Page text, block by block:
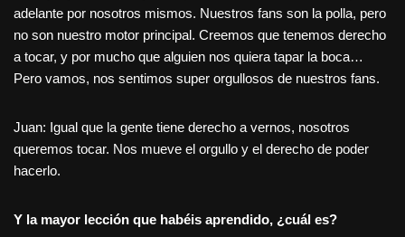
adelante por nosotros mismos. Nuestros fans son la polla, pero
no son nuestro motor principal. Creemos que tenemos derecho
a tocar, y por mucho que alguien nos quiera tapar la boca…
Pero vamos, nos sentimos super orgullosos de nuestros fans.
Juan: Igual que la gente tiene derecho a vernos, nosotros
queremos tocar. Nos mueve el orgullo y el derecho de poder
hacerlo.
Y la mayor lección que habéis aprendido, ¿cuál es?